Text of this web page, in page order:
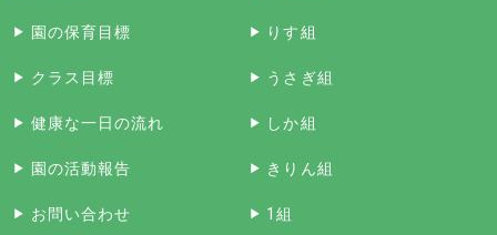
園の保育目標
クラス目標
健康な一日の流れ
園の活動報告
お問い合わせ
りす組
うさぎ組
しか組
きりん組
1組